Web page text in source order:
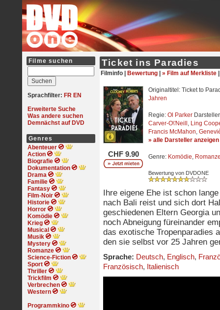
Filme suchen
Sprachfilter: FR EN
Erweiterte Suche
Was andere suchen
Demnächst auf DVD
Genres
Abenteuer
Action
Biografie
Dokumentation
Drama
Familie
Fantasy
Film-Noir
Historie
Horror
Komödie
Krieg
Musical
Musik
Mystery
Romanze
Science-Fiction
Sport
Thriller
Trickfilm
Verbrechen
Western
Programmkino
Ticket ins Paradies
Filminfo | Bewertung » Film auf Merkliste
CHF 9.90
Originaltitel: Ticket to
Jahren
Regie: Ol Parker
Carver-O\'Neill , Ling
Francis McMahon,
» alle Darsteller anzeigen
Genre: Komödie,
Bewertung von DVDONE
Ihre eigene Ehe ist schon
nach Bali reist und sich dort
geschiedenen Eltern Georgia
noch Abneigung füreinander
das exotische Tropenparadies
den sie selbst vor 25 Jahren
Sprache: Deutsch, Englisch,
Französisch, Italienisch